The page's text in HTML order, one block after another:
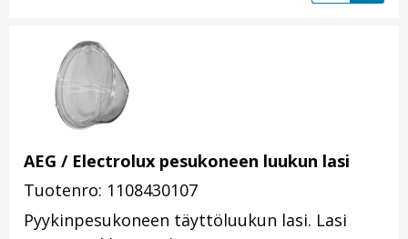
AEG / Electrolux pesukoneen luukun lasi
Tuotenro: 1108430107
Pyykinpesukoneen täyttöluukun lasi. Lasi